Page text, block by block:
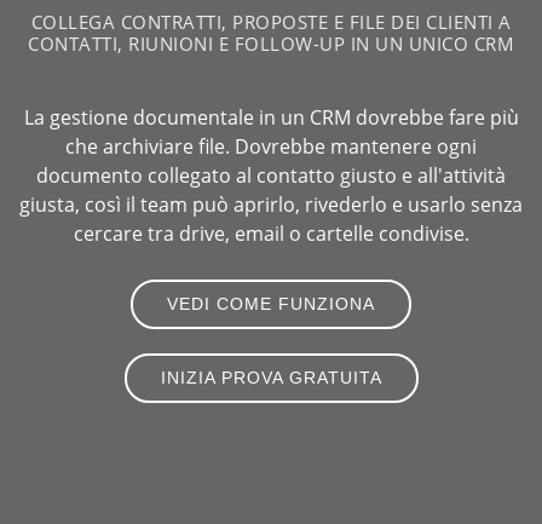
COLLEGA CONTRATTI, PROPOSTE E FILE DEI CLIENTI A
CONTATTI, RIUNIONI E FOLLOW-UP IN UN UNICO CRM
La gestione documentale in un CRM dovrebbe fare più
che archiviare file. Dovrebbe mantenere ogni
documento collegato al contatto giusto e all'attività
giusta, così il team può aprirlo, rivederlo e usarlo senza
cercare tra drive, email o cartelle condivise.
VEDI COME FUNZIONA
INIZIA PROVA GRATUITA